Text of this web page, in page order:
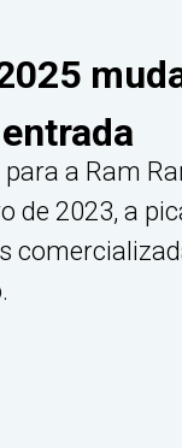
a Ram
de 2023, a